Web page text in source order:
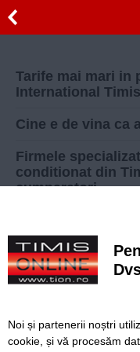
Tarife mai mari in
International
Cine e de vina ca
Firmele
conditionat din
cumparatori
Timis
Se pregateste
Timisoara
Noi și partenerii noștri
cookie, și vă procesăm